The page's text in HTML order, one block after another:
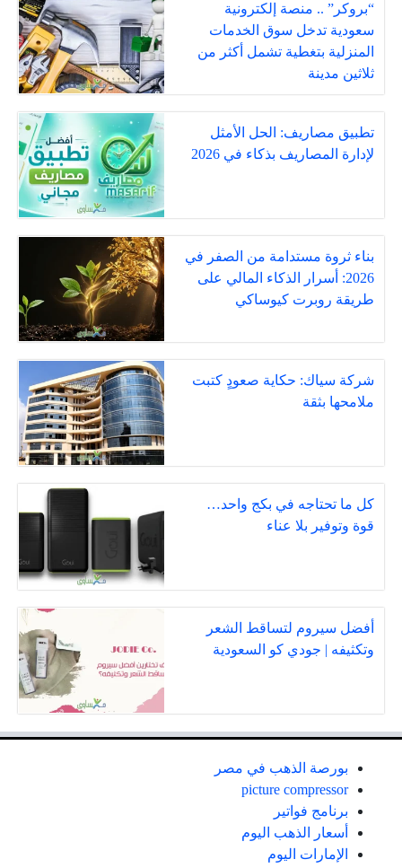
“بروكر” .. منصة إلكترونية
سعودية تدخل سوق الخدمات
المنزلية بتغطية تشمل أكثر من
ثلاثين مدينة
تطبيق مصاريف: الحل الأمثل
لإدارة المصاريف بذكاء في 2026
بناء ثروة مستدامة من الصفر في
2026: أسرار الذكاء المالي على
طريقة روبرت كيوساكي
شركة سياك: حكاية صعودٍ كتبت
ملامحها بثقة
كل ما تحتاجه في بكج واحد…
قوة وتوفير بلا عناء
أفضل سيروم لتساقط الشعر
وتكثيفه | جودي كو السعودية
بورصة الذهب في مصر
picture compressor
برنامج فواتير
أسعار الذهب اليوم
الإمارات اليوم